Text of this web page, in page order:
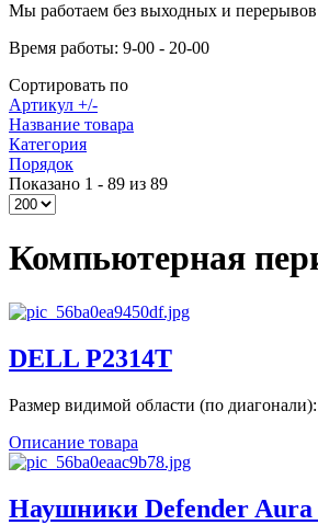
Мы работаем без выходных и
Время работы: 9-00 - 20-00
Сортировать по
Артикул +/-
Название товара
Категория
Порядок
Показано 1 - 89 из 89
Компьютерная
DELL P2314T
Размер видимой области (по
Описание товара
Наушники Defender Aura